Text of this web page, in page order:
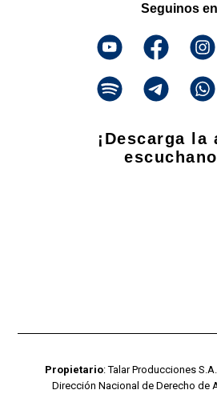
Seguinos en
¡Descarga la
Propietario: Talar Producciones
Dirección Nacional de Derecho de